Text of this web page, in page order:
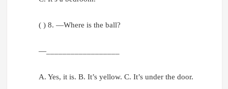
( ) 8. —Where is the ball?
—__________________
A. Yes, it is. B. It’s yellow. C. It’s under the door.